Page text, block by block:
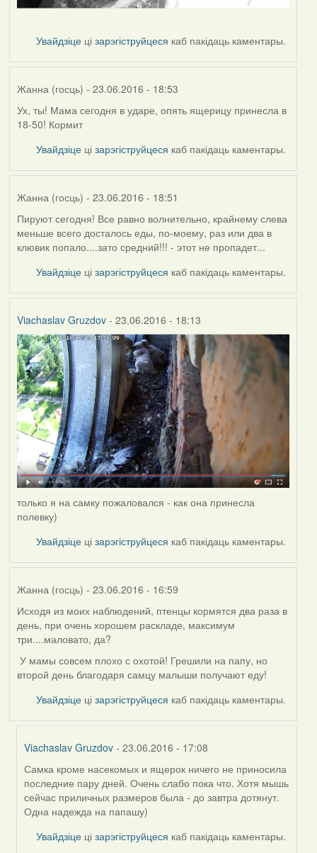
Увайдзіце цізарэгіструйцеся каб пакідаць каментары.
Жанна (госць) - 23.06.2016 - 18:53
Ух, ты! Мама сегодня в ударе, опять ящерицу принесла в
18-50! Кормит
Увайдзіце цізарэгіструйцеся каб пакідаць каментары.
Жанна (госць) - 23.06.2016 - 18:51
Пируют сегодня! Все равно волнительно, крайнему слева
меньше всего досталось еды, по-моему, раз или два в
клювик попало....зато средний!!! - этот не пропадет...
Увайдзіце цізарэгіструйцеся каб пакідаць каментары.
Viachaslav Gruzdov- 23.06.2016 - 18:13
только я на самку пожаловался - как она принесла
полевку)
Увайдзіце цізарэгіструйцеся каб пакідаць каментары.
Жанна (госць) - 23.06.2016 - 16:59
Исходя из моих наблюдений, птенцы кормятся два раза в
день, при очень хорошем раскладе, максимум
три....маловато, да?
У мамы совсем плохо с охотой! Грешили на папу, но
второй день благодаря самцу малыши получают еду!
Увайдзіце цізарэгіструйцеся каб пакідаць каментары.
Viachaslav Gruzdov - 23.06.2016 - 17:08
In
reply
to
by
Жанна
Самка кроме насекомых и ящерок ничего не приносила
последние пару дней. Очень слабо пока что. Хотя мышь
сейчас приличных размеров была - до завтра дотянут.
Одна надежда на папашу)
Увайдзіце цізарэгіструйцеся каб пакідаць каментары.